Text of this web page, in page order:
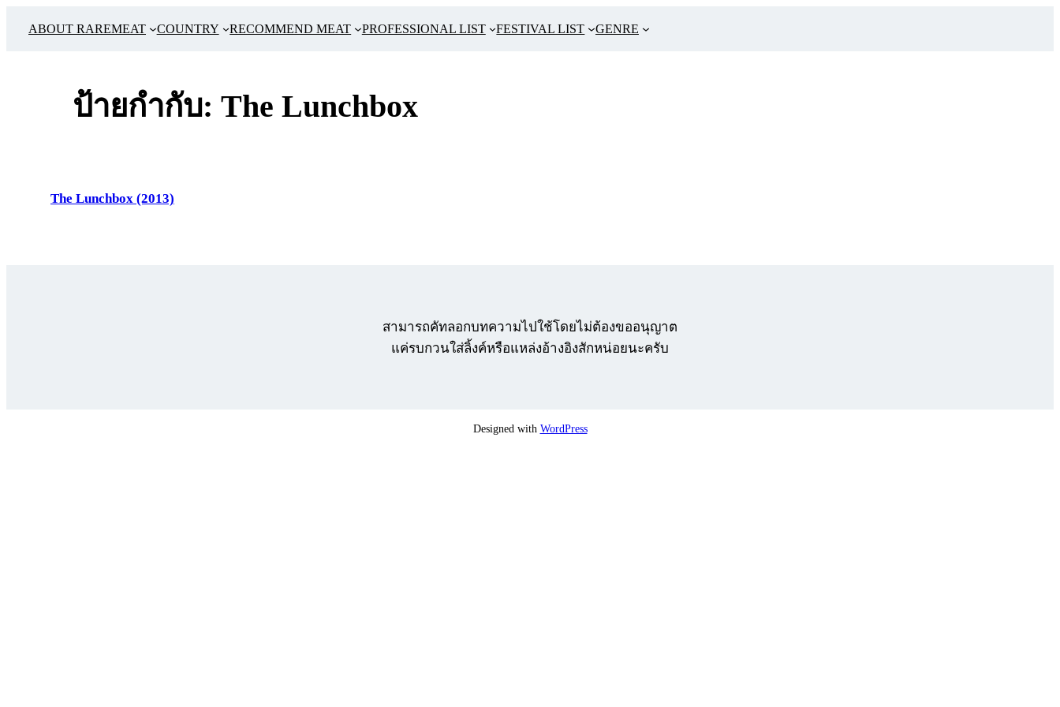
ABOUT RAREMEAT COUNTRY RECOMMEND MEAT PROFESSIONAL LIST FESTIVAL LIST GENRE
ป้ายกำกับ: The Lunchbox
The Lunchbox (2013)
สามารถคัทลอกบทความไปใช้โดยไม่ต้องขออนุญาต
แค่รบกวนใส่ลิ้งค์หรือแหล่งอ้างอิงสักหน่อยนะครับ
Designed with WordPress